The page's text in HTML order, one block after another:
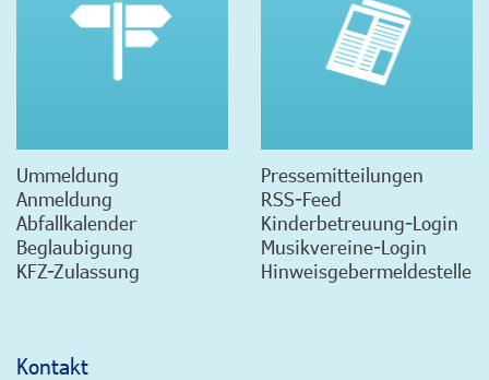
Ummeldung
Anmeldung
Abfallkalender
Beglaubigung
KFZ-Zulassung
Pressemitteilungen
RSS-Feed
Kinderbetreuung-Login
Musikvereine-Login
Hinweisgebermeldestelle
Kontakt